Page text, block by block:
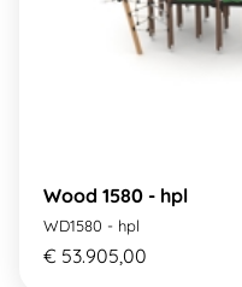
Wood 1580 - hpl
WD1580 - hpl
€ 53.905,00